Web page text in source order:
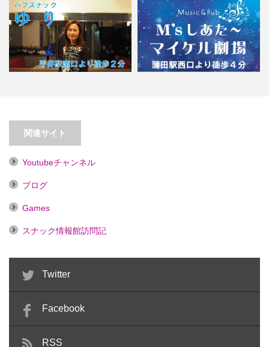
【平井】パブスナックゆり【喫煙
目的店】
関連サイト
Youtubeチャンネル
ブログ
Games
スナック情報館訪問記
Twitter
Facebook
RSS